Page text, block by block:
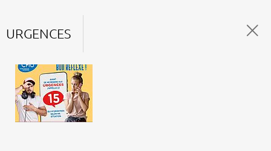
URGENCES